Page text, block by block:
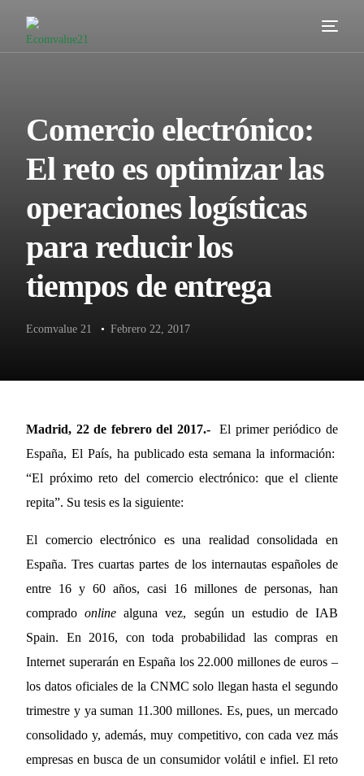
Comercio electrónico:
El reto es optimizar las
operaciones logísticas
para reducir los
tiempos de entrega
Ecomvalue 21 • Febrero 22, 2017
Madrid, 22 de febrero del 2017.-
El primer periódico de
España, El País, ha publicado esta semana la información:
“El próximo reto del comercio electrónico: que el cliente
repita”. Su tesis es la siguiente:
El comercio electrónico es una realidad consolidada en
España. Tres cuartas partes de los internautas españoles de
entre 16 y 60 años, casi 16 millones de personas, han
compradoonline alguna vez, según un estudio de IAB
Spain. En 2016, con toda probabilidad las compras en
Internet superarán en España los 22.000 millones de euros –
losdatos oficiales de la CNMC solo llegan hasta el segundo
trimestre y ya suman 11.300 millones. Es, pues, un mercado
consolidado y, además, muy competitivo, con cada vez más
empresas en busca de un consumidor volátil e infiel. El reto
Blog
Contacta